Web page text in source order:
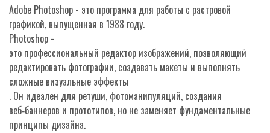
Adobe Photoshop - это программа для работы с растровой
графикой, выпущенная в 1988 году.
Photoshop -
это профессиональный редактор изображений, позволяющий
редактировать фотографии, создавать макеты и выполнять
сложные визуальные эффекты
. Он идеален для ретуши, фотоманипуляций, создания
веб‑баннеров и прототипов, но не заменяет фундаментальные
принципы дизайна.